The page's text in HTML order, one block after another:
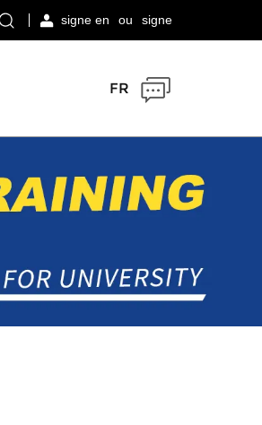
signe en ou signe
FR